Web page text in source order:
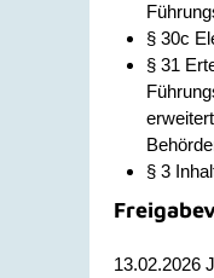
§ 30c
§ 31
§ 3
13.02.2026